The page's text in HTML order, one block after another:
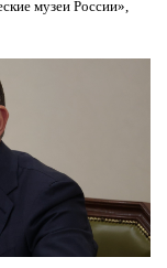
музеи России»,